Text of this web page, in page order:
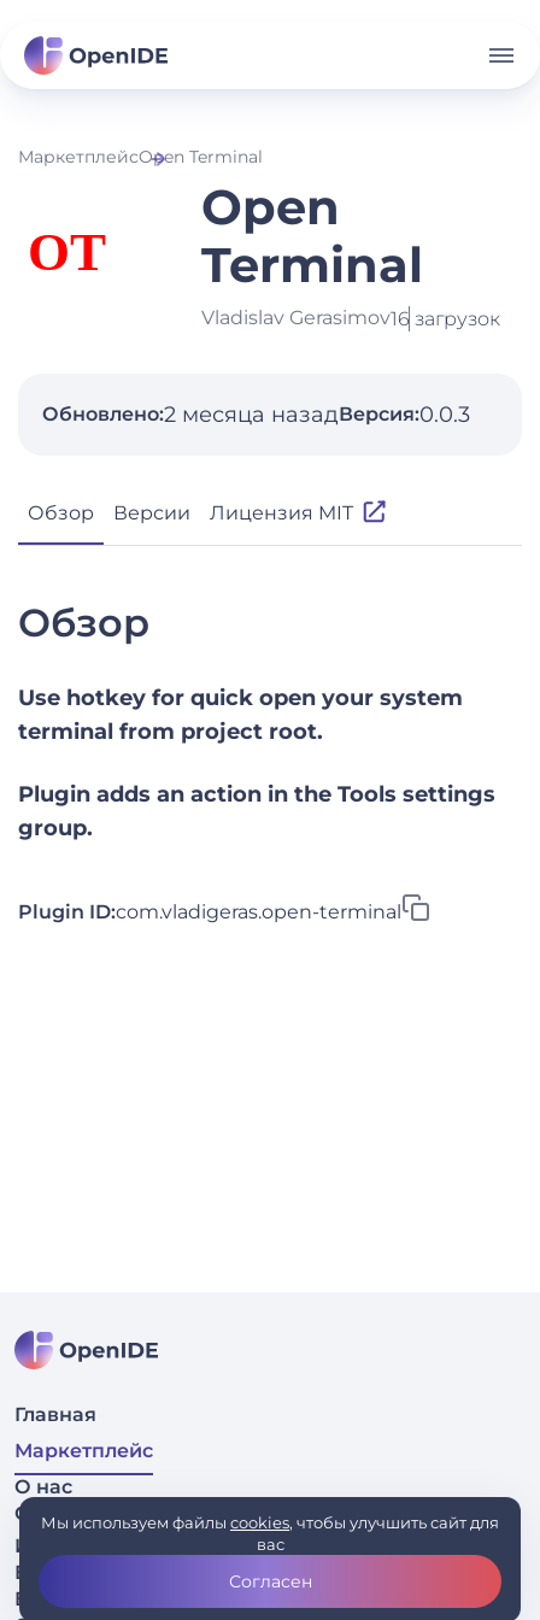
МаркетплейсOpen Terminal
Open
Terminal
Vladislav Gerasimov16 загрузок
Обновлено:2 месяца назадВерсия:0.0.3
Обзор Версии Лицензия MIT
Обзор
Use hotkey for quick open your system
terminal from project root.
Plugin adds an action in the Tools settings
group.
Plugin ID:com.vladigeras.open-terminal
Главная
Маркетплейс
О нас
Связаться
Исходный код
Бизнесу
Блог
Мы используем файлы cookies, чтобы улучшить сайт для
вас
Согласен